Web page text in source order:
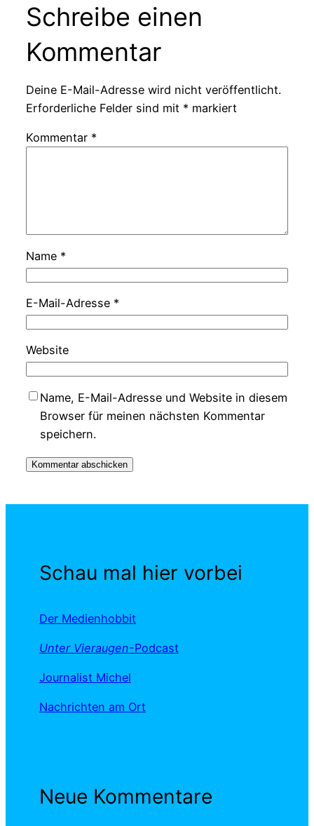
Schreibe einen
Kommentar
Deine E-Mail-Adresse wird nicht veröffentlicht.
Erforderliche Felder sind mit * markiert
Kommentar *
Name *
E-Mail-Adresse *
Website
Name, E-Mail-Adresse und Website in diesem
Browser für meinen nächsten Kommentar
speichern.
Schau mal hier vorbei
Der Medienhobbit
Unter Vieraugen-Podcast
Journalist Michel
Nachrichten am Ort
Neue Kommentare